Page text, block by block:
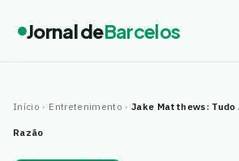
Jornal deBarcelos
Início › Entretenimento › Jake Matthews: Tudo
Razão